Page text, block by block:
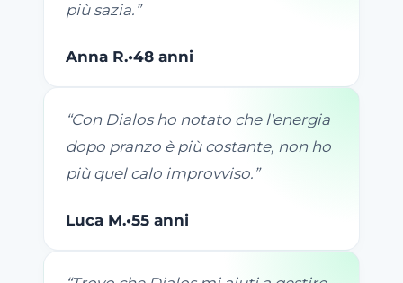
più sazia. ”
Anna R.•48 anni
“Con Dialos ho notato che l'energia
dopo pranzo è più costante, non ho
più quel calo improvviso. ”
Luca M.•55 anni